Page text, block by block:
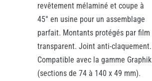
revêtement mélaminé et coupe à
45° en usine pour un assemblage
parfait. Montants protégés par film
transparent. Joint anti-claquement.
Compatible avec la gamme Graphik
(sections de 74 à 140 x 49 mm).